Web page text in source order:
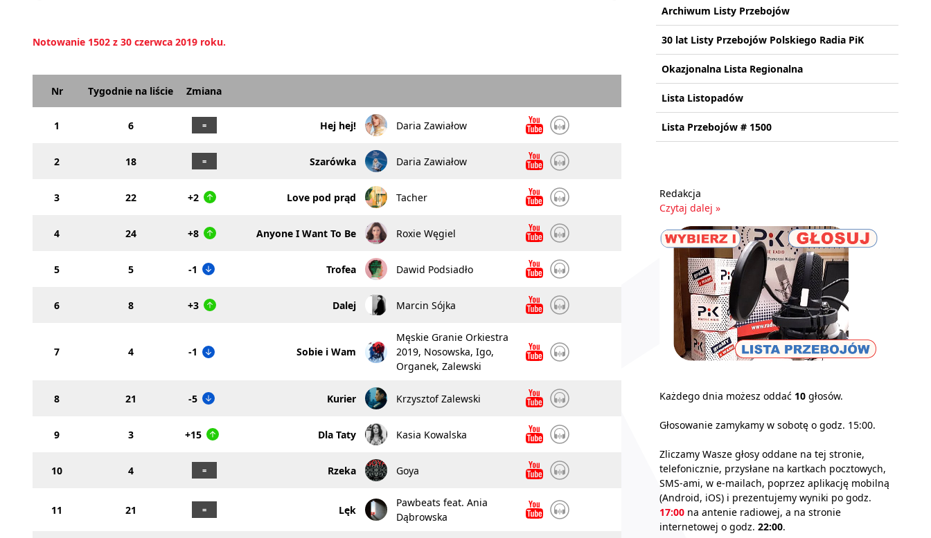
Notowanie 1502 z 30 czerwca 2019 roku.
Nr Tygodnie na liście Zmiana
1 6 Hej hej! Daria Zawiałow
2 18 Szarówka Daria Zawiałow
3 22 +2 Love pod prąd Tacher
4 24 +8 Anyone I Want To Be Roxie Węgiel
5 5 -1 Trofea Dawid Podsiadło
6 8 +3 Dalej Marcin Sójka
7 4 -1 Sobie i Wam
Męskie Granie Orkiestra
2019, Nosowska, Igo,
Organek, Zalewski
8 21 -5 Kurier Krzysztof Zalewski
9 3 +15 Dla Taty Kasia Kowalska
10 4 Rzeka Goya
11 21 Lęk
Pawbeats feat. Ania
Dąbrowska
Archiwum Listy Przebojów
30 lat Listy Przebojów Polskiego Radia PiK
Okazjonalna Lista Regionalna
Lista Listopadów
Lista Przebojów # 1500
Redakcja
Czytaj dalej »
Każdego dnia możesz oddać 10 głosów.
Głosowanie zamykamy w sobotę o godz. 15:00.
Zliczamy Wasze głosy oddane na tej stronie,
telefonicznie, przysłane na kartkach pocztowych,
SMS-ami, w e-mailach, poprzez aplikację mobilną
(Android, iOS) i prezentujemy wyniki po godz.
17:00 na antenie radiowej, a na stronie
internetowej o godz. 22:00.